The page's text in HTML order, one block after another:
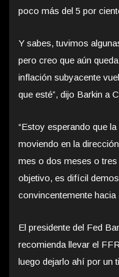
poco más del 5 por
Y sabes, tuvimos
pero creo que aún
inflación subyacente
que esté”, dijo Barkin a
“Estoy esperando que
moviendo en la
mes o dos meses o
objetivo, es difícil
convincentemente hacia
El presidente del Fed
recomienda llevar el
luego dejarlo ahí por un